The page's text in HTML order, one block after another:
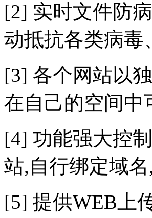
[2] 实时文件防
动抵抗各类病毒
[3] 各个网站以
在自己的空间中
[4] 功能强大控
站,自行绑定域
[5] 提供WEB上